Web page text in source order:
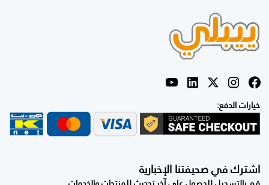
خيارات الدفع:
اشترك في صحيفتنا الإخبارية